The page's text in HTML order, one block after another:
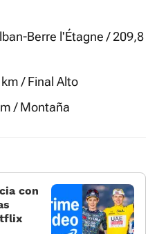
Berre l'Étagne / 209,8
/ Final Alto
/ Montaña
con